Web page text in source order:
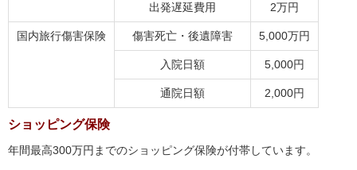
出発遅延費用 2万円
国内旅行傷害保険 傷害死亡・後遺障害 5,000万円
入院日額 5,000円
通院日額 2,000円
ショッピング保険
年間最高300万円までのショッピング保険が付帯しています。